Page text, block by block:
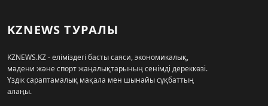
KZNEWS ТУРАЛЫ
KZNEWS.KZ - еліміздегі басты саяси, экономикалық,
мәдени және спорт жаңалықтарының сенімді дереккөзі.
Үздік сараптамалық мақала мен шынайы сұқбаттың
алаңы.